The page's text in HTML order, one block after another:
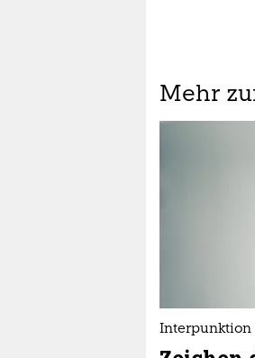
Mehr
Interpunktion